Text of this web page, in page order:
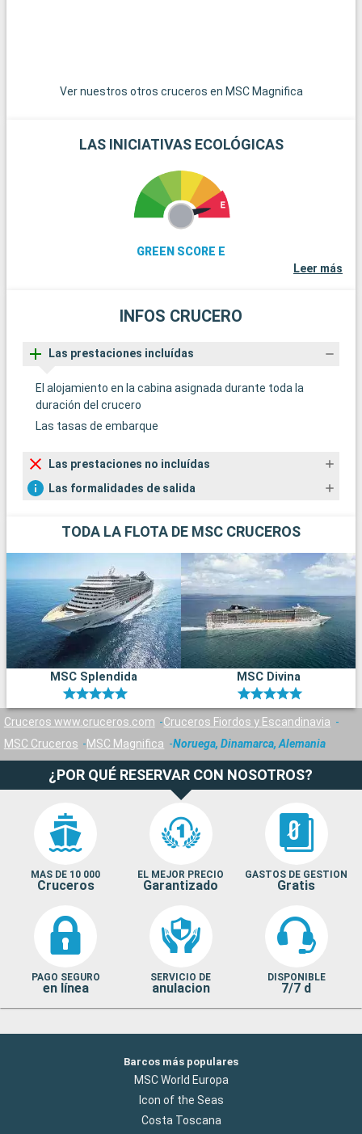
visita obligada para los amantes de la historia y la
Ver nuestros otros cruceros en MSC Magnifica
LAS INICIATIVAS ECOLÓGICAS
GREEN SCORE E
Leer más
INFOS CRUCERO
Las prestaciones incluídas
El alojamiento en la cabina asignada durante toda la
duración del crucero
Las tasas de embarque
Las prestaciones no incluídas
Las formalidades de salida
TODA LA FLOTA DE MSC CRUCEROS
MSC Splendida MSC Divina
Cruceros www.cruceros.com
Cruceros Fiordos y Escandinavia
MSC Cruceros
MSC Magnifica Noruega, Dinamarca, Alemania
¿POR QUÉ RESERVAR CON NOSOTROS?
MAS DE 10 000
Cruceros
EL MEJOR PRECIO
Garantizado
GASTOS DE GESTION
Gratis
PAGO SEGURO
en línea
SERVICIO DE
anulacion
DISPONIBLE
7/7 d
Barcos más populares
MSC World Europa
Icon of the Seas
Costa Toscana